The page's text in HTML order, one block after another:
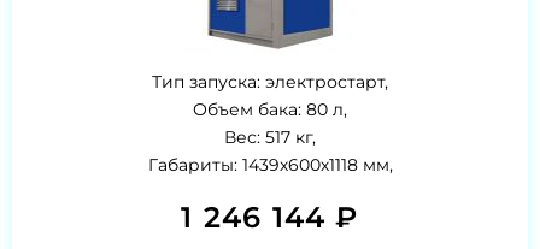
Тип запуска: электростарт,
Объем бака: 80 л,
Вес: 517 кг,
Габариты: 1439х600х1118 мм,
1 246 144 ₽